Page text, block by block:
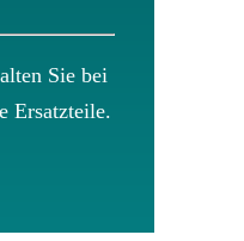
Sie bei
Ersatzteile.